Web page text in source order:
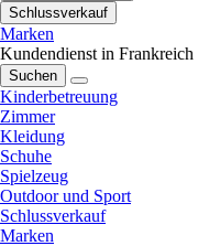
Schlussverkauf
Marken
Kundendienst in Frankreich
Suchen
Kinderbetreuung
Zimmer
Kleidung
Schuhe
Spielzeug
Outdoor und Sport
Schlussverkauf
Marken